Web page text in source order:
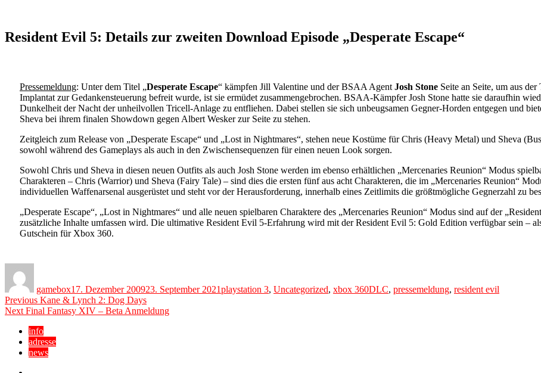
Resident Evil 5: Details zur zweiten Download Episode „Desperate Escape“
Pressemeldung: Unter dem Titel „Desperate Escape“ kämpfen Jill Valentine und der BSAA Agent Josh Stone Seite an Seite, um aus
Implantat zur Gedankensteuerung befreit wurde, ist sie ermüdet zusammengebrochen. BSAA-Kämpfer Josh Stone hatte sie daraufhin
Dunkelheit der Nacht der unheilvollen Tricell-Anlage zu entfliehen. Dabei stellen sie sich unbeugsamen Gegner-Horden entgegen und
Sheva bei ihrem finalen Showdown gegen Albert Wesker zur Seite zu stehen.
Zeitgleich zum Release von „Desperate Escape“ und „Lost in Nightmares“, stehen neue Kostüme für Chris (Heavy Metal) und Sheva
sowohl während des Gameplays als auch in den Zwischensequenzen für einen neuen Look sorgen.
Sowohl Chris und Sheva in diesen neuen Outfits als auch Josh Stone werden im ebenso erhältlichen „Mercenaries Reunion“ Modus
Charakteren – Chris (Warrior) und Sheva (Fairy Tale) – sind dies die ersten fünf aus acht Charakteren, die im „Mercenaries Reunion“
individuellen Waffenarsenal ausgerüstet und steht vor der Herausforderung, innerhalb eines Zeitlimits die größtmögliche Gegnerzahl zu
„Desperate Escape“, „Lost in Nightmares“ und alle neuen spielbaren Charaktere des „Mercenaries Reunion“ Modus sind auf der
zusätzliche Inhalte umfassen wird. Die ultimative Resident Evil 5-Erfahrung wird mit der Resident Evil 5: Gold Edition verfügbar sein –
Gutschein für Xbox 360.
gamebox17. Dezember 200923. September 2021playstation 3, Uncategorized, xbox 360DLC, pressemeldung, resident evil
Beitragsnavigation
Previous Previous
post:
Kane & Lynch 2: Dog Days
Next Next
Final Fantasy XIV – Beta Anmeldung
info
adresse
news